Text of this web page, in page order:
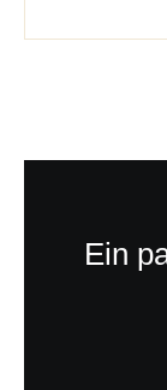
Ein